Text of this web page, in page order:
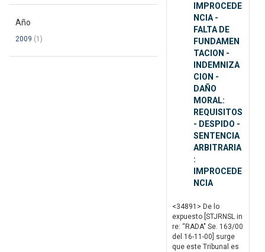
Año
2009 (1)
IMPROCEDE
NCIA -
FALTA DE
FUNDAMEN
TACION -
INDEMNIZA
CION -
DAÑO
MORAL:
REQUISITOS
- DESPIDO -
SENTENCIA
ARBITRARIA
:
IMPROCEDE
NCIA
<34891> De lo
expuesto [STJRNSL in
re: “RADA" Se. 163/00
del 16-11-00] surge
que este Tribunal es